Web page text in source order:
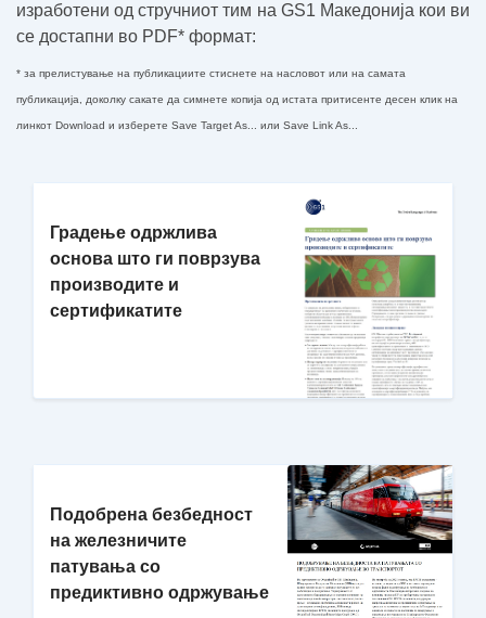
изработени од стручниот тим на GS1 Македонија кои ви
се достапни во PDF* формат:
* за прелистување на публикациите стиснете на насловот или на самата
публикација, доколку сакате да симнете копија од истата притисенте десен клик на
линкот Download и изберете Save Target As... или Save Link As...
Градење одржлива
основа што ги поврзува
производите и
сертификатите
Подобрена безбедност
на железничите
патувања со
предиктивно одржување